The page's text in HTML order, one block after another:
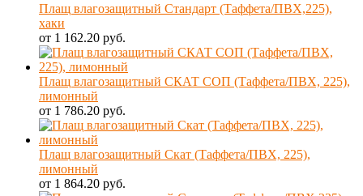
Плащ влагозащитный Стандарт (Таффета/ПВХ,225),
хаки
от 1 162.20 руб.
Плащ влагозащитный СКАТ СОП (Таффета/ПВХ, 225),
лимонный
от 1 786.20 руб.
Плащ влагозащитный Скат (Таффета/ПВХ, 225),
лимонный
от 1 864.20 руб.